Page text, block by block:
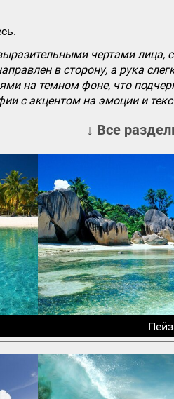
чертами
в сторону, а рука
на темном фоне, что
с акцентом на эмоции и
↓ Все